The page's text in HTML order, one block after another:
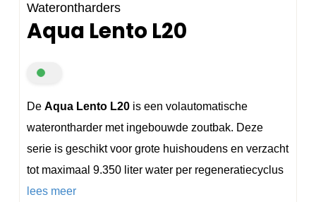
Waterontharders
Aqua Lento L20
De Aqua Lento L20 is een volautomatische
waterontharder met ingebouwde zoutbak. Deze
serie is geschikt voor grote huishoudens en verzacht
tot maximaal 9.350 liter water per regeneratiecyclus
lees meer